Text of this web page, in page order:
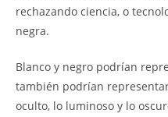
rechazando ciencia, o
negra.
Blanco y negro podrían
también podrían
oculto, lo luminoso y lo